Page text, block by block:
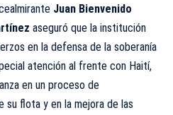
Juan Bienvenido
aseguró que la institución
en la defensa de la soberanía
atención al frente con Haití,
en un proceso de
su flota y en la mejora de las